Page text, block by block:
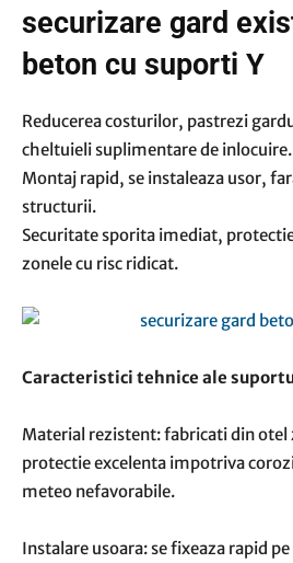
securizare gard
beton cu suporti Y
Reducerea costurilor, pastrezi
cheltuieli suplimentare de inlocuire.
Montaj rapid, se instaleaza usor,
structurii.
Securitate sporita imediat,
zonele cu risc ridicat.
Caracteristici tehnice ale
Material rezistent: fabricati din
protectie excelenta impotriva
meteo nefavorabile.
Instalare usoara: se fixeaza rapid